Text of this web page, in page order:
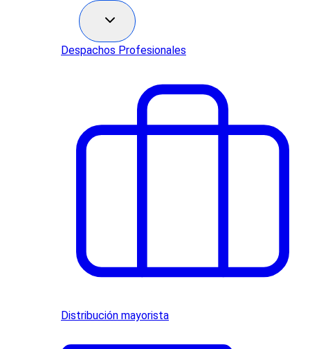
Despachos Profesionales
Distribución mayorista